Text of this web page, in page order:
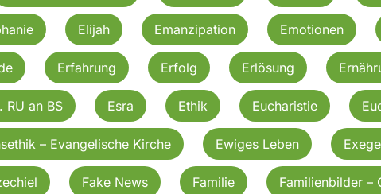
Elijah Emanzipation Emotionen
Erfahrung Erfolg Erlösung
RU an BS Esra Ethik Eucharistie
– Evangelische Kirche Ewiges Leben
Fake News Familie Familienbilder –